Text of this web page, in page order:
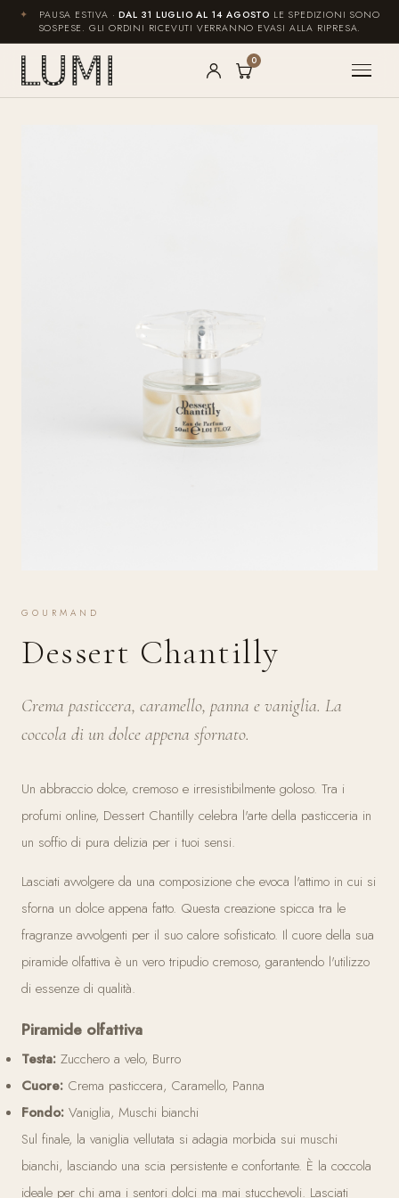
✦ PAUSA ESTIVA ·DAL 31 LUGLIO AL 14 AGOSTO LE SPEDIZIONI SONO
SOSPESE. GLI ORDINI RICEVUTI VERRANNO EVASI ALLA RIPRESA.
0
GOURMAND
Dessert Chantilly
Crema pasticcera, caramello, panna e vaniglia. La
coccola di un dolce appena sfornato.
Un abbraccio dolce, cremoso e irresistibilmente goloso. Tra i
profumi online, Dessert Chantilly celebra l'arte della pasticceria in
un soffio di pura delizia per i tuoi sensi.
Lasciati avvolgere da una composizione che evoca l'attimo in cui si
sforna un dolce appena fatto. Questa creazione spicca tra le
fragranze avvolgenti per il suo calore sofisticato. Il cuore della sua
piramide olfattiva è un vero tripudio cremoso, garantendo l'utilizzo
di essenze di qualità.
Piramide olfattiva
Testa: Zucchero a velo, Burro
Cuore: Crema pasticcera, Caramello, Panna
Fondo: Vaniglia, Muschi bianchi
Sul finale, la vaniglia vellutata si adagia morbida sui muschi
bianchi, lasciando una scia persistente e confortante. È la coccola
ideale per chi ama i sentori dolci ma mai stucchevoli. Lasciati